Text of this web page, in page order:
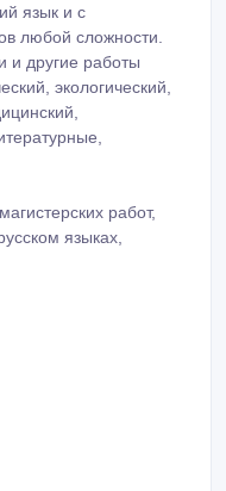
язык и с
любой сложности.
и другие работы
экологический,
работ,
языках,